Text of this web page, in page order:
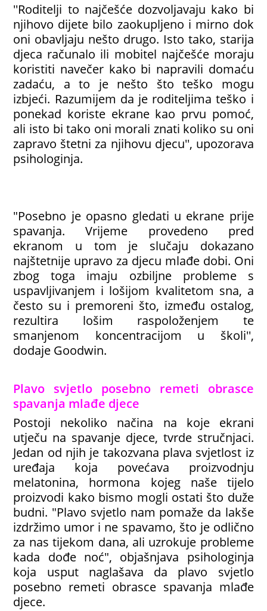
''Roditelji to najčešće dozvoljavaju kako bi
njihovo dijete bilo zaokupljeno i mirno dok
oni obavljaju nešto drugo. Isto tako, starija
djeca računalo ili mobitel najčešće moraju
koristiti navečer kako bi napravili domaću
zadaću, a to je nešto što teško mogu
izbjeći. Razumijem da je roditeljima teško i
ponekad koriste ekrane kao prvu pomoć,
ali isto bi tako oni morali znati koliko su oni
zapravo štetni za njihovu djecu'', upozorava
psihologinja.
"Posebno je opasno gledati u ekrane prije
spavanja. Vrijeme provedeno pred
ekranom u tom je slučaju dokazano
najštetnije upravo za djecu mlađe dobi. Oni
zbog toga imaju ozbiljne probleme s
uspavljivanjem i lošijom kvalitetom sna, a
često su i premoreni što, između ostalog,
rezultira lošim raspoloženjem te
smanjenom koncentracijom u školi'',
dodaje Goodwin.
Plavo svjetlo posebno remeti obrasce
spavanja mlađe djece
Postoji nekoliko načina na koje ekrani
utječu na spavanje djece, tvrde stručnjaci.
Jedan od njih je takozvana plava svjetlost iz
uređaja koja povećava proizvodnju
melatonina, hormona kojeg naše tijelo
proizvodi kako bismo mogli ostati što duže
budni. "Plavo svjetlo nam pomaže da lakše
izdržimo umor i ne spavamo, što je odlično
za nas tijekom dana, ali uzrokuje probleme
kada dođe noć", objašnjava psihologinja
koja usput naglašava da plavo svjetlo
posebno remeti obrasce spavanja mlađe
djece.